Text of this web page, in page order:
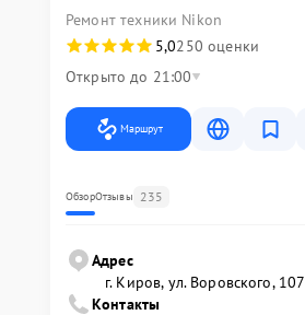
Ремонт техники Nikon
5,0250 оценки
Открыто до 21:00
Маршрут
ОбзорОтзывы 235
Адрес
г. Киров, ул. Воровского, 107
Контакты